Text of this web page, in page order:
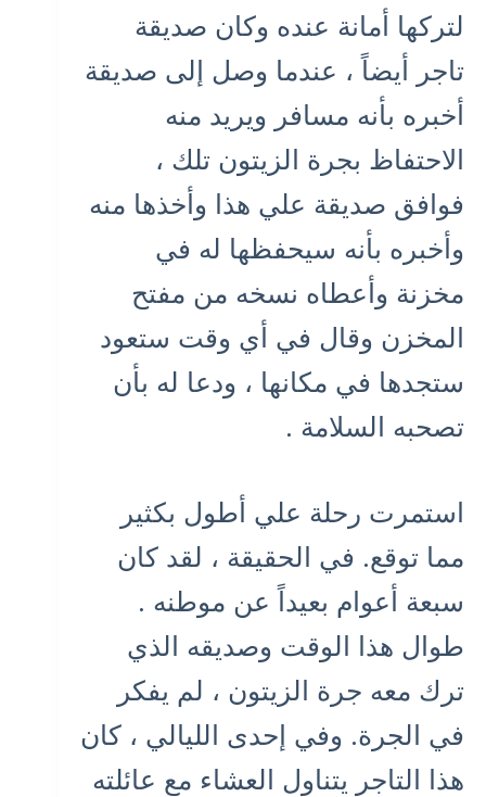
لتركها أمانة عنده وكان صديقة
تاجر أيضاً ، عندما وصل إلى صديقة
أخبره بأنه مسافر ويريد منه
الاحتفاظ بجرة الزيتون تلك ،
فوافق صديقة علي هذا وأخذها منه
وأخبره بأنه سيحفظها له في
مخزنة وأعطاه نسخه من مفتح
المخزن وقال في أي وقت ستعود
ستجدها في مكانها ، ودعا له بأن
تصحبه السلامة .
استمرت رحلة علي أطول بكثير
مما توقع. في الحقيقة ، لقد كان
سبعة أعوام بعيداً عن موطنه .
طوال هذا الوقت وصديقه الذي
ترك معه جرة الزيتون ، لم يفكر
في الجرة. وفي إحدى الليالي ، كان
هذا التاجر يتناول العشاء مع عائلته